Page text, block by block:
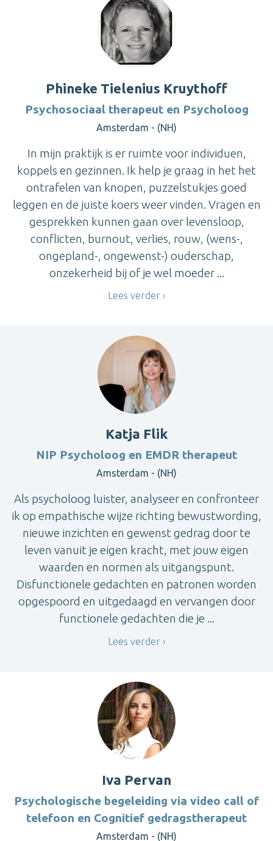
Phineke Tielenius Kruythoff
Psychosociaal therapeut en Psycholoog
Amsterdam - (NH)
In mijn praktijk is er ruimte voor individuen,
koppels en gezinnen. Ik help je graag in het het
ontrafelen van knopen, puzzelstukjes goed
leggen en de juiste koers weer vinden. Vragen en
gesprekken kunnen gaan over levensloop,
conflicten, burnout, verlies, rouw, (wens-,
ongepland-, ongewenst-) ouderschap,
onzekerheid bij of je wel moeder ...
Lees verder
Katja Flik
NIP Psycholoog en EMDR therapeut
Amsterdam - (NH)
Als psycholoog luister, analyseer en confronteer
ik op empathische wijze richting bewustwording,
nieuwe inzichten en gewenst gedrag door te
leven vanuit je eigen kracht, met jouw eigen
waarden en normen als uitgangspunt.
Disfunctionele gedachten en patronen worden
opgespoord en uitgedaagd en vervangen door
functionele gedachten die je ...
Lees verder
Iva Pervan
Psychologische begeleiding via video call of
telefoon en Cognitief gedragstherapeut
Amsterdam - (NH)